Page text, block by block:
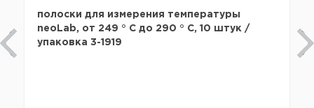
полоски для измерения температуры
neoLab, от 249 ° C до 290 ° C, 10 штук /
упаковка 3-1919